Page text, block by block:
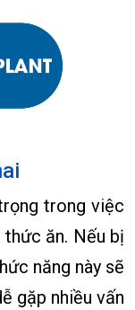
trong việc
ăn. Nếu bị
năng này sẽ
gặp nhiều vấn